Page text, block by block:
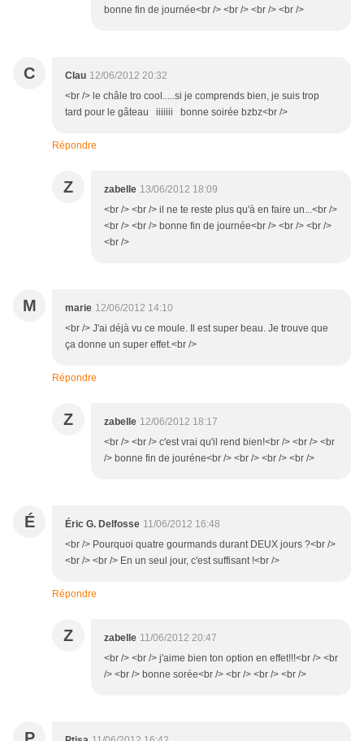
bonne fin de journée<br /> <br /> <br /> <br />
C Clau 12/06/2012 20:32
<br /> le châle tro cool.....si je comprends bien, je suis trop
tard pour le gâteau iiiiiii bonne soirée bzbz<br />
Répondre
Z zabelle 13/06/2012 18:09
<br /> <br /> il ne te reste plus qu'à en faire un...<br />
<br /> <br /> bonne fin de journée<br /> <br /> <br />
<br />
M marie 12/06/2012 14:10
<br /> J'ai déjà vu ce moule. Il est super beau. Je trouve que
ça donne un super effet.<br />
Répondre
Z zabelle 12/06/2012 18:17
<br /> <br /> c'est vrai qu'il rend bien!<br /> <br /> <br
/> bonne fin de jouréne<br /> <br /> <br /> <br />
É Éric G. Delfosse 11/06/2012 16:48
<br /> Pourquoi quatre gourmands durant DEUX jours ?<br />
<br /> <br /> En un seul jour, c'est suffisant !<br />
Répondre
Z zabelle 11/06/2012 20:47
<br /> <br /> j'aime bien ton option en effet!!!<br /> <br
/> <br /> bonne sorée<br /> <br /> <br /> <br />